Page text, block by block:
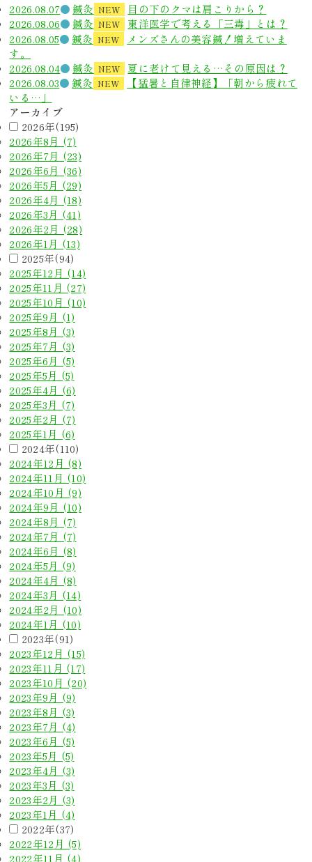
2026.08.07
鍼灸 NEW
目の下のクマは肩こりから？
2026.08.06
鍼灸 NEW
東洋医学で考える「三毒」とは？
2026.08.05
鍼灸 NEW
メンズさんの美容鍼！増えていま
す。
2026.08.04
鍼灸 NEW
夏に老けて見える…その原因は？
2026.08.03
鍼灸 NEW
【猛暑と自律神経】「朝から疲れて
いる…」
アーカイブ
2026年(195)
2026年8月 (7)
2026年7月 (23)
2026年6月 (36)
2026年5月 (29)
2026年4月 (18)
2026年3月 (41)
2026年2月 (28)
2026年1月 (13)
2025年(94)
2025年12月 (14)
2025年11月 (27)
2025年10月 (10)
2025年9月 (1)
2025年8月 (3)
2025年7月 (3)
2025年6月 (5)
2025年5月 (5)
2025年4月 (6)
2025年3月 (7)
2025年2月 (7)
2025年1月 (6)
2024年(110)
2024年12月 (8)
2024年11月 (10)
2024年10月 (9)
2024年9月 (10)
2024年8月 (7)
2024年7月 (7)
2024年6月 (8)
2024年5月 (9)
2024年4月 (8)
2024年3月 (14)
2024年2月 (10)
2024年1月 (10)
2023年(91)
2023年12月 (15)
2023年11月 (17)
2023年10月 (20)
2023年9月 (9)
2023年8月 (3)
2023年7月 (4)
2023年6月 (5)
2023年5月 (5)
2023年4月 (3)
2023年3月 (3)
2023年2月 (3)
2023年1月 (4)
2022年(37)
2022年12月 (5)
2022年11月 (4)